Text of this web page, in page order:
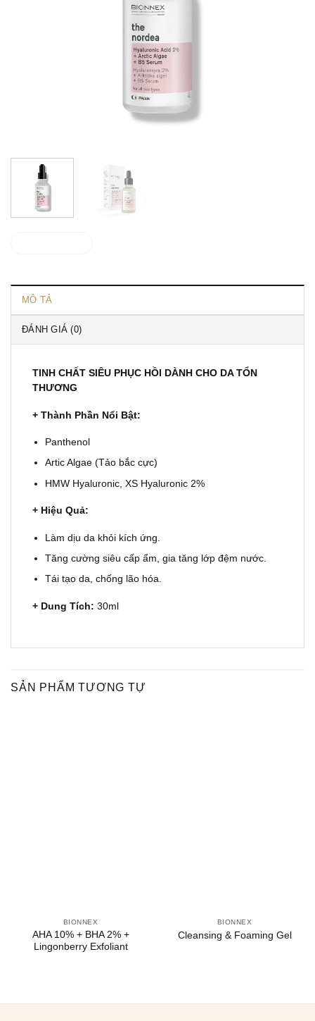
MÔ TẢ
ĐÁNH GIÁ (0)
TINH CHẤT SIÊU PHỤC HỒI DÀNH CHO DA TỔN
THƯƠNG
+ Thành Phần Nổi Bật:
Panthenol
Artic Algae (Tảo bắc cực)
HMW Hyaluronic, XS Hyaluronic 2%
+ Hiệu Quả:
Làm dịu da khỏi kích ứng.
Tăng cường siêu cấp ẩm, gia tăng lớp đệm nước.
Tái tạo da, chống lão hóa.
+ Dung Tích: 30ml
SẢN PHẨM TƯƠNG TỰ
BIONNEX
AHA 10% + BHA 2% +
Lingonberry Exfoliant
BIONNEX
Cleansing & Foaming Gel